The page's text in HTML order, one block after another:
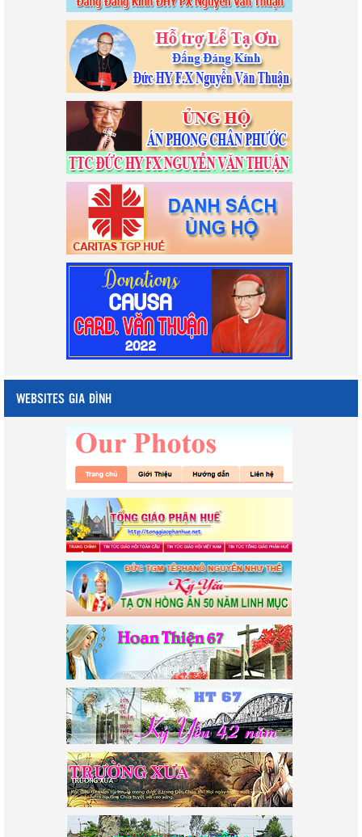
WEBSITES GIA ĐÌNH